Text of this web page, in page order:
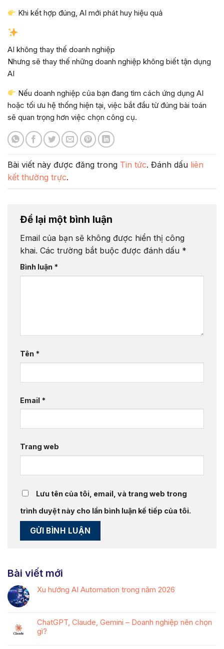
Khi kết hợp đúng, AI mới phát huy hiệu quả
AI không thay thế doanh nghiệp
Nhưng sẽ thay thế những doanh nghiệp không biết tận dụng
AI
Nếu doanh nghiệp của bạn đang tìm cách ứng dụng AI
hoặc tối ưu hệ thống hiện tại, việc bắt đầu từ đúng bài toán
sẽ quan trọng hơn việc chọn công cụ.
Bài viết này được đăng trong Tin tức. Đánh dấu liên
kết thường trực.
Để lại một bình luận
Email của bạn sẽ không được hiển thị công
khai. Các trường bắt buộc được đánh dấu *
Bình luận *
Tên *
Email *
Trang web
Lưu tên của tôi, email, và trang web trong
trình duyệt này cho lần bình luận kế tiếp của tôi.
Bài viết mới
Xu hướng AI Automation trong năm 2026
ChatGPT, Claude, Gemini – Doanh nghiệp nên chọn
gì?